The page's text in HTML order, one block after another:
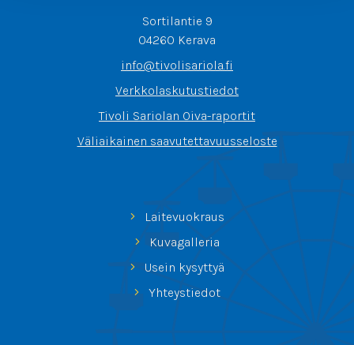
Sortilantie 9
04260 Kerava
info@tivolisariola.fi
Verkkolaskutustiedot
Tivoli Sariolan Oiva-raportit
Väliaikainen saavutettavuusseloste
Laitevuokraus
Kuvagalleria
Usein kysyttyä
Yhteystiedot